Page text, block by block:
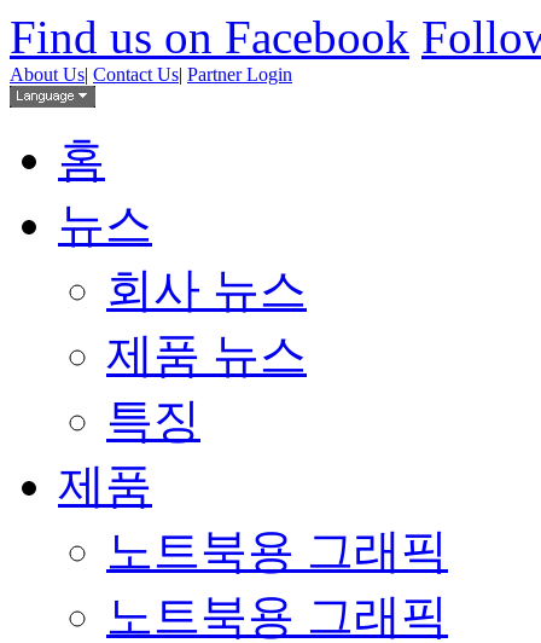
Find us on Facebook
About Us| Contact Us| Partner Login
홈
뉴스
회사 뉴스
제품 뉴스
특징
제품
노트북용 그래픽
노트북용 그래픽